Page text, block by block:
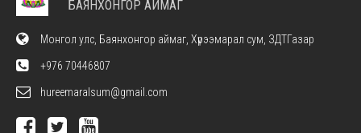
БАЯНХОНГОР АЙМАГ
Монгол улс, Баянхонгор аймаг, Хүрээмарал сум, ЗДТГазар
+976 70446807
hureemaralsum@gmail.com